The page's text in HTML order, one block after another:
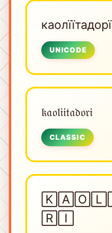
каолїїтадорї
UNICODE
𝔨𝔞𝔬𝔩𝔦𝔦𝔱𝔞𝔡𝔬𝔯𝔦
CLASSIC
🅁🄸